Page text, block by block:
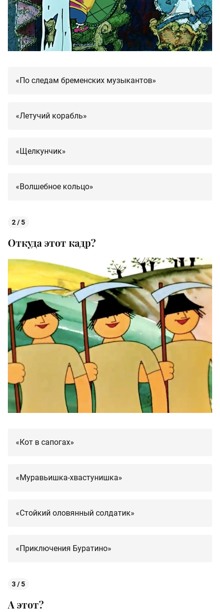
«По следам бременских музыкантов»
«Летучий корабль»
«Щелкунчик»
«Волшебное кольцо»
2 / 5
Откуда этот кадр?
«Кот в сапогах»
«Муравьишка-хвастунишка»
«Стойкий оловянный солдатик»
«Приключения Буратино»
3 / 5
А этот?